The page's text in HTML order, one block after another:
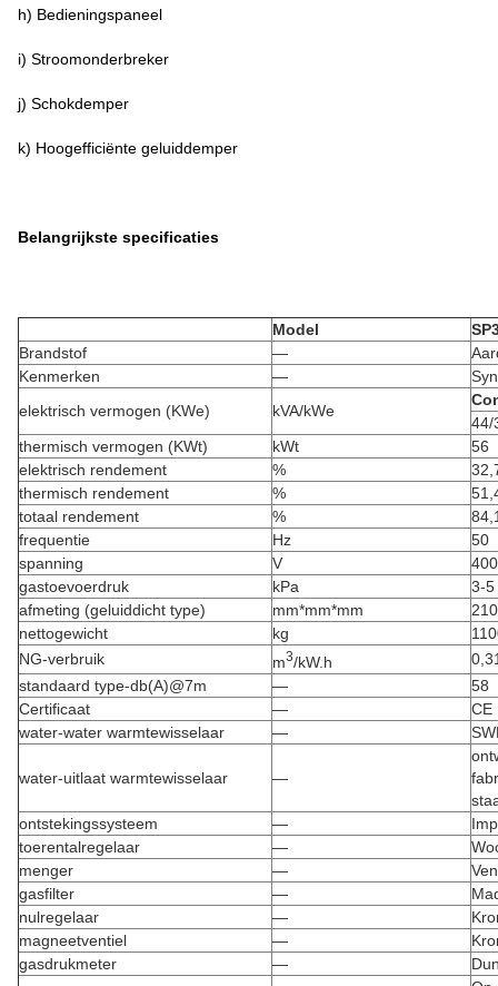
h) Bedieningspaneel
i) Stroomonderbreker
j) Schokdemper
k) Hoogefficiënte geluiddemper
Belangrijkste specificaties
Model
Brandstof
—
Kenmerken
—
elektrisch vermogen (KWe)
kVA/kWe
44/
thermisch vermogen (KWt)
kWt
56
elektrisch rendement
%
thermisch rendement
%
totaal rendement
%
frequentie
Hz
50
spanning
V
gastoevoerdruk
kPa
3-5
afmeting (geluiddicht type)
mm*mm*mm
nettogewicht
kg
NG-verbruik
m3/kW.h
standaard type-db(A)@7m
—
58
Certificaat
—
CE
water-water warmtewisselaar
—
water-uitlaat warmtewisselaar —
ontstekingssysteem
—
toerentalregelaar
—
menger
—
gasfilter
—
nulregelaar
—
magneetventiel
—
gasdrukmeter
—